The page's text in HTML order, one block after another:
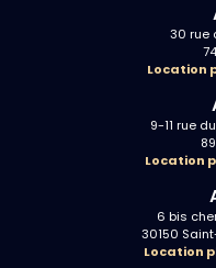
30 rue
Location
9-11 rue
Location
6 bis
30150
Location